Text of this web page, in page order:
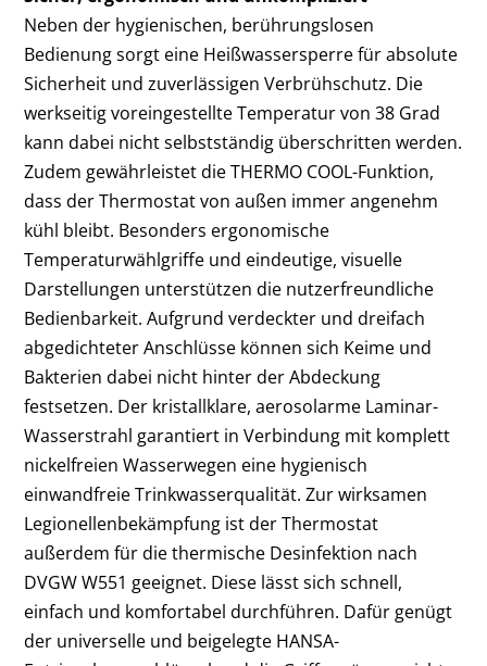
Neben der hygienischen, berührungslosen
Bedienung sorgt eine Heißwassersperre für absolute
Sicherheit und zuverlässigen Verbrühschutz. Die
werkseitig voreingestellte Temperatur von 38 Grad
kann dabei nicht selbstständig überschritten werden.
Zudem gewährleistet die THERMO COOL-Funktion,
dass der Thermostat von außen immer angenehm
kühl bleibt. Besonders ergonomische
Temperaturwählgriffe und eindeutige, visuelle
Darstellungen unterstützen die nutzerfreundliche
Bedienbarkeit. Aufgrund verdeckter und dreifach
abgedichteter Anschlüsse können sich Keime und
Bakterien dabei nicht hinter der Abdeckung
festsetzen. Der kristallklare, aerosolarme Laminar-
Wasserstrahl garantiert in Verbindung mit komplett
nickelfreien Wasserwegen eine hygienisch
einwandfreie Trinkwasserqualität. Zur wirksamen
Legionellenbekämpfung ist der Thermostat
außerdem für die thermische Desinfektion nach
DVGW W551 geeignet. Diese lässt sich schnell,
einfach und komfortabel durchführen. Dafür genügt
der universelle und beigelegte HANSA-